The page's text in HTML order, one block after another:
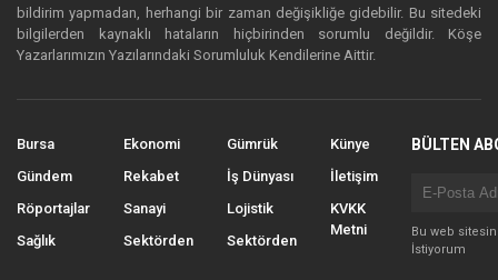
bildirim yapmadan, herhangi bir zaman değişikliğe gidebilir. Bu sitedeki
bilgilerden kaynaklı hataların hiçbirinden sorumlu değildir. Köşe
Yazarlarımızın Yazılarındaki Sorumluluk Kendilerine Aittir.
Bursa
Gündem
Röportajlar
Sağlık
Ekonomi
Rekabet
Sanayi
Sektörden
Gümrük
İş Dünyası
Lojistik
Sektörden
Künye
İletişim
KVKK
Metni
BÜLTEN
Bu web
İstiyorum